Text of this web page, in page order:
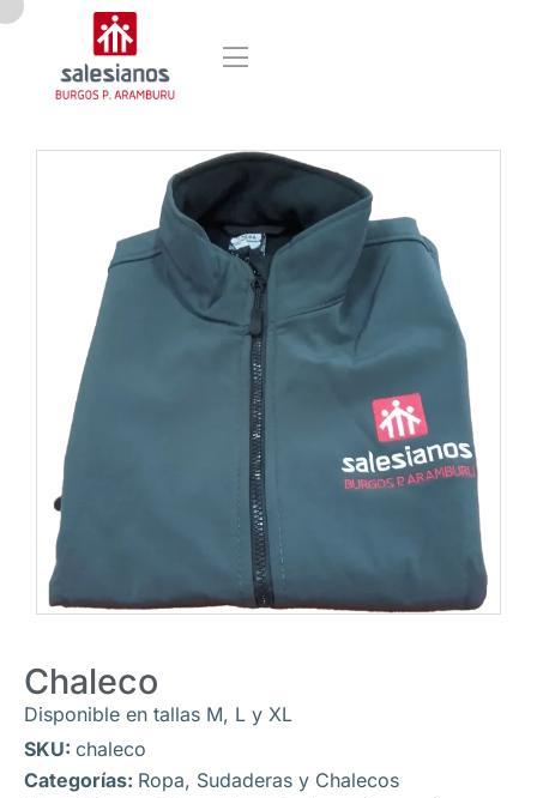
Chaleco
Disponible en tallas M, L y XL
SKU: chaleco
Categorías: Ropa, Sudaderas y Chalecos